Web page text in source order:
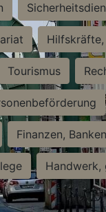
Tourismus
Finanzen,
Handwerk,